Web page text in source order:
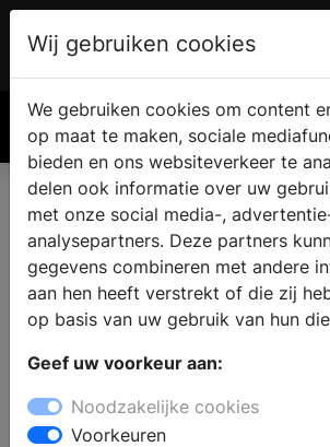
Wij gebruiken cookies
We gebruiken cookies om content
op maat te maken, sociale
bieden en ons websiteverkeer te
delen ook informatie over uw
met onze social media-,
analysepartners. Deze partners
gegevens combineren met andere
aan hen heeft verstrekt of die zij
op basis van uw gebruik van hun
Geef uw voorkeur aan:
Noodzakelijke cookies
Voorkeuren